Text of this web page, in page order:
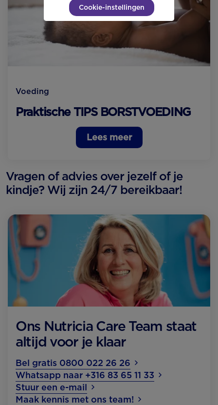
Voeding
Praktische TIPS BORSTVOEDING
Lees meer
Vragen of advies over jezelf of je
kindje? Wij zijn 24/7 bereikbaar!
Ons Nutricia Care Team staat
altijd voor je klaar
Bel gratis 0800 022 26 26
Whatsapp naar +316 83 65 11 33
Stuur een e-mail
Maak kennis met ons team!
Cookie-instellingen